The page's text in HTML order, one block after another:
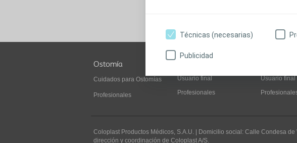
Técnicas (necesarias)
Publicidad
Ostomía
Cuidados para Ostomías
Profesionales
Usuario final
Profesionales
Usuario final
Coloplast Productos Médicos, S.A.U. | Domicilio social: Calle Condesa
dirección y coordinación de Coloplast A/S.